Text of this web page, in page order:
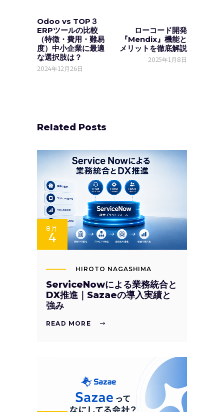
Odoo vs TOP３
ERPツールの比較
（特徴・費用・難易
度）中小企業に最適
な選択肢は？
2024年12月26日
ローコード開発
『Mendix』機能と
メリットを徹底解説
2025年1月8日
Related Posts
8月
4
HIROTO NAGASHIMA
ServiceNowによる業務統合と
DX推進｜Sazaeの導入実績と
強み
READ MORE